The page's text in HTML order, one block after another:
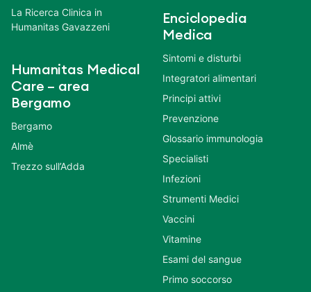
La Ricerca Clinica in
Humanitas Gavazzeni
Humanitas Medical
Care – area
Bergamo
Bergamo
Almè
Trezzo sull’Adda
Enciclopedia
Medica
Sintomi e disturbi
Integratori alimentari
Principi attivi
Prevenzione
Glossario immunologia
Specialisti
Infezioni
Strumenti Medici
Vaccini
Vitamine
Esami del sangue
Primo soccorso